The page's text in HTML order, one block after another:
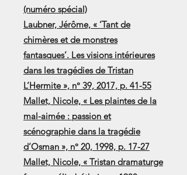
(numéro spécial)
Laubner, Jérôme, « ‘Tant de
chimères et de monstres
fantasques’. Les visions intérieures
dans les tragédies de Tristan
L’Hermite », n° 39, 2017, p. 41-55
Mallet, Nicole, « Les plaintes de la
mal-aimée : passion et
scénographie dans la tragédie
d’Osman », n° 20, 1998, p. 17-27
Mallet, Nicole, « Tristan dramaturge